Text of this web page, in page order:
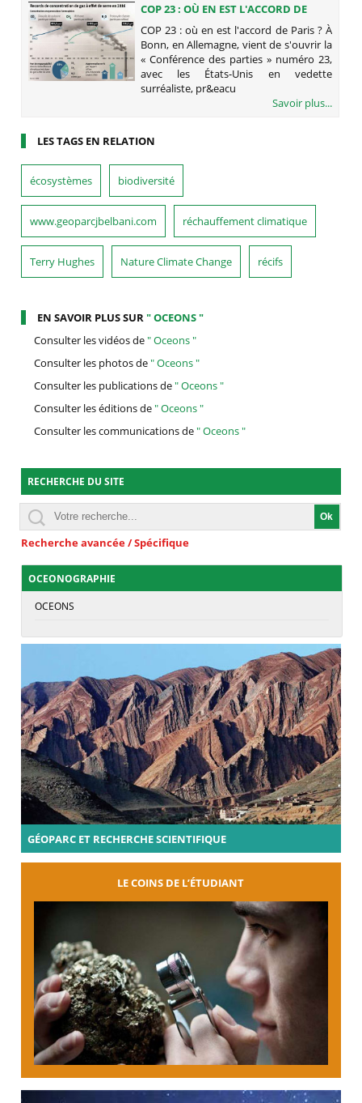
COP 23 : OÙ EN EST L'ACCORD DE
PARIS ?
COP 23 : où en est l'accord de Paris ? À
Bonn, en Allemagne, vient de s'ouvrir la
« Conférence des parties » numéro 23,
avec les États-Unis en vedette
surréaliste, pr&eacu
Savoir plus...
LES TAGS EN RELATION
écosystèmes biodiversité
www.geoparcjbelbani.com réchauffement climatique
Terry Hughes Nature Climate Change récifs
EN SAVOIR PLUS SUR" OCEONS "
Consulter les vidéos de" Oceons "
Consulter les photos de" Oceons "
Consulter les publications de" Oceons "
Consulter les éditions de" Oceons "
Consulter les communications de" Oceons "
RECHERCHE DU SITE
Recherche avancée / Spécifique
OCEONOGRAPHIE
OCEONS
GÉOPARC ET RECHERCHE SCIENTIFIQUE
LE COINS DE L’ÉTUDIANT